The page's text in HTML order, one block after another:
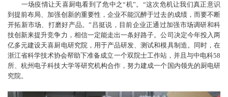
一场疫情让天喜厨电看到了危中之“机”。“这次危机让我们真正意识
到提前布局、加强创新的重要性，企业不能沉醉于过去的成绩，而要不断
开拓新市场、打磨好产品。”吕挺说，目前企业正通过加强市场调研和科
技创新来提升竞争力，相信一定能走出一条好路子。公司决定今年投入两
亿多元建设天喜厨电研究院，用于产品研发、测试和模具制造。同时，在
浙江省科学技术协会帮助下准备成立一个双院士工作站，并且与中电科58
所、杭州电子科技大学等研究机构合作，努力建成一个国内领先的厨电研
究院。